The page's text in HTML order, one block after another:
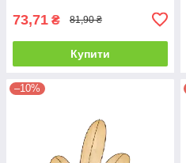
73,71 ₴ 81,90 ₴
Купити
–10%